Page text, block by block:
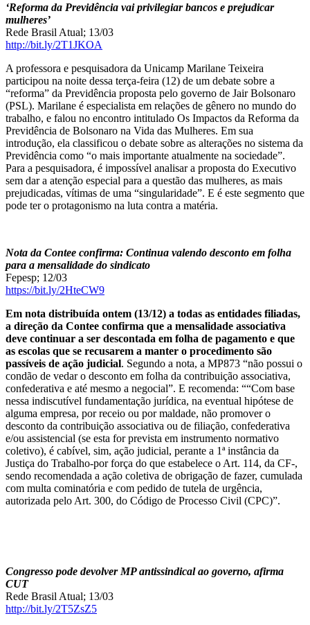
‘Reforma da Previdência vai privilegiar bancos e prejudicar
mulheres’
Rede Brasil Atual; 13/03
http://bit.ly/2T1JKOA
A professora e pesquisadora da Unicamp Marilane Teixeira
participou na noite dessa terça-feira (12) de um debate sobre a
“reforma” da Previdência proposta pelo governo de Jair Bolsonaro
(PSL). Marilane é especialista em relações de gênero no mundo do
trabalho, e falou no encontro intitulado Os Impactos da Reforma da
Previdência de Bolsonaro na Vida das Mulheres. Em sua
introdução, ela classificou o debate sobre as alterações no sistema da
Previdência como “o mais importante atualmente na sociedade”.
Para a pesquisadora, é impossível analisar a proposta do Executivo
sem dar a atenção especial para a questão das mulheres, as mais
prejudicadas, vítimas de uma “singularidade”. E é este segmento que
pode ter o protagonismo na luta contra a matéria.
Nota da Contee confirma: Continua valendo desconto em folha
para a mensalidade do sindicato
Fepesp; 12/03
https://bit.ly/2HteCW9
Em nota distribuída ontem (13/12) a todas as entidades filiadas,
a direção da Contee confirma que a mensalidade associativa
deve continuar a ser descontada em folha de pagamento e que
as escolas que se recusarem a manter o procedimento são
passíveis de ação judicial. Segundo a nota, a MP873 “não possui o
condão de vedar o desconto em folha da contribuição associativa,
confederativa e até mesmo a negocial”. E recomenda: ““Com base
nessa indiscutível fundamentação jurídica, na eventual hipótese de
alguma empresa, por receio ou por maldade, não promover o
desconto da contribuição associativa ou de filiação, confederativa
e/ou assistencial (se esta for prevista em instrumento normativo
coletivo), é cabível, sim, ação judicial, perante a 1ª instância da
Justiça do Trabalho-por força do que estabelece o Art. 114, da CF-,
sendo recomendada a ação coletiva de obrigação de fazer, cumulada
com multa cominatória e com pedido de tutela de urgência,
autorizada pelo Art. 300, do Código de Processo Civil (CPC)”.
Congresso pode devolver MP antissindical ao governo, afirma
CUT
Rede Brasil Atual; 13/03
http://bit.ly/2T5ZsZ5